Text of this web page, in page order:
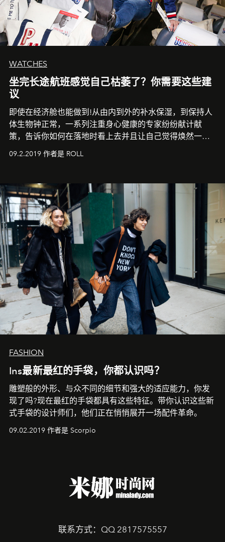
WATCHES
坐完长途航班感觉自己枯萎了？你需要这些建
议
即使在经济舱也能做到!从由内到外的补水保湿，到保持人
体生物钟正常，一系列注重身心健康的专家纷纷献计献
策，告诉你如何在落地时看上去并且让自己觉得焕然一
09.2.2019 作者是 ROLL
FASHION
Ins最新最红的手袋，你都认识吗？
雕塑般的外形、与众不同的细节和强大的适应能力，你发
现了吗?现在最红的手袋都具有这些特征。带你认识这些新
式手袋的设计师们，他们正在悄悄展开一场配件革命。
09.02.2019 作者是 Scorpio
联系方式：QQ 2817575557